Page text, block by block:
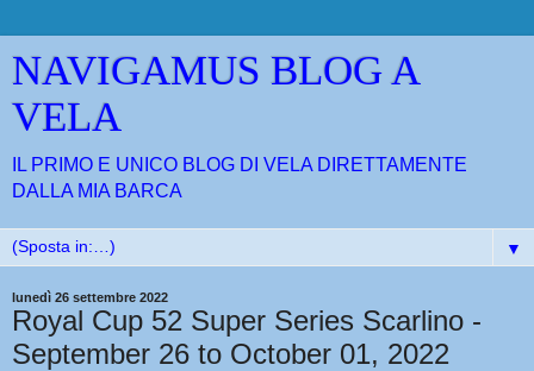
NAVIGAMUS BLOG A
VELA
IL PRIMO E UNICO BLOG DI VELA DIRETTAMENTE
DALLA MIA BARCA
▼
lunedì 26 settembre 2022
Royal Cup 52 Super Series Scarlino -
September 26 to October 01, 2022